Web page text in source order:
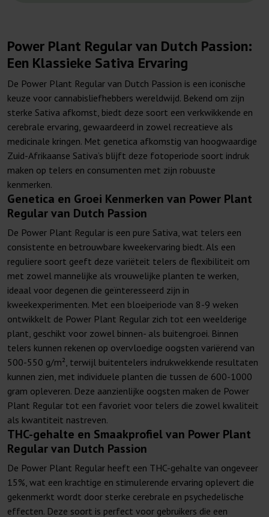
Power Plant Regular van Dutch Passion:
Een Klassieke Sativa Ervaring
De Power Plant Regular van Dutch Passion is een iconische
keuze voor cannabisliefhebbers wereldwijd. Bekend om zijn
sterke Sativa afkomst, biedt deze soort een verkwikkende en
cerebrale ervaring, gewaardeerd in zowel recreatieve als
medicinale kringen. Met genetica afkomstig van hoogwaardige
Zuid-Afrikaanse Sativa’s blijft deze fotoperiode soort indruk
maken op telers en consumenten met zijn robuuste
kenmerken.
Genetica en Groei Kenmerken van Power Plant
Regular van Dutch Passion
De Power Plant Regular is een pure Sativa, wat telers een
consistente en betrouwbare kweekervaring biedt. Als een
reguliere soort geeft deze variëteit telers de flexibiliteit om
met zowel mannelijke als vrouwelijke planten te werken,
ideaal voor degenen die geïnteresseerd zijn in
kweekexperimenten. Met een bloeiperiode van 8-9 weken
ontwikkelt de Power Plant Regular zich tot een weelderige
plant, geschikt voor zowel binnen- als buitengroei. Binnen
telers kunnen rekenen op overvloedige oogsten variërend van
500-550 g/m², terwijl buitentelers indrukwekkende resultaten
kunnen zien, met individuele planten die tussen de 600-1000
gram opleveren. Deze aanzienlijke oogsten maken de Power
Plant Regular tot een favoriet voor telers die zowel kwaliteit
als kwantiteit nastreven.
THC-gehalte en Smaakprofiel van Power Plant
Regular van Dutch Passion
De Power Plant Regular heeft een THC-gehalte van ongeveer
15%, wat een krachtige en stimulerende ervaring oplevert die
gekenmerkt wordt door sterke cerebrale en psychedelische
effecten. Deze soort is perfect voor gebruikers die een